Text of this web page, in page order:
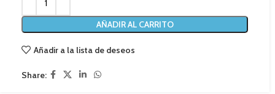
AÑADIR AL CARRITO
Añadir a la lista de deseos
Share: